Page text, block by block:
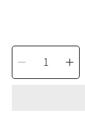
QUANTITY
Decrease
quantity
for
SPARKY